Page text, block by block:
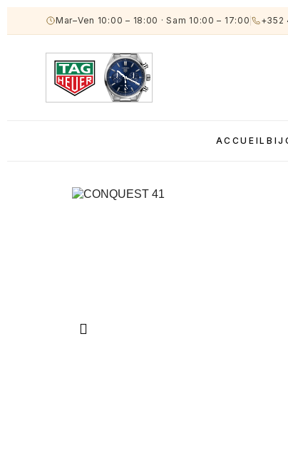
Mar–Ven 10:00 – 18:00 · Sam 10:00 – 17:00 +352
ACCUEIL